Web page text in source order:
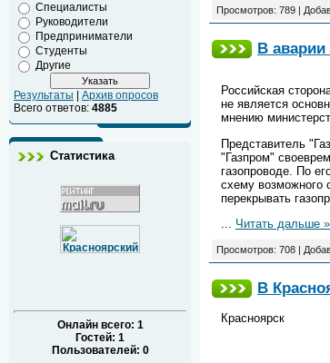
Специалисты
Руководители
Предприниматели
Студенты
Другие
Результаты
Архив опросов
Всего ответов: 4885
Статистика
Онлайн всего: 1
Гостей: 1
Пользователей: 0
Просмотров: 789 |
В аварии
Российская
не является
мнению
Представитель
"Газпром"
газопроводе. По
схему возможного
перекрывать
Читать дальше »
Просмотров: 708 |
В
Красноярск